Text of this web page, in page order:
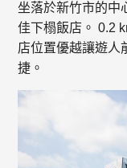
坐落於新竹市的中
佳下榻飯店。 0.2
店位置優越讓遊人
捷。